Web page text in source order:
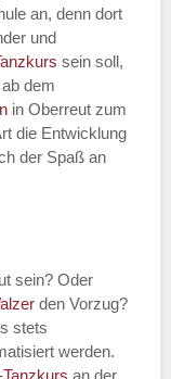
an, denn dort
und
sein soll,
dem
in Oberreut zum
die Entwicklung
der Spaß an
sein? Oder
den Vorzug?
stets
werden.
Tanzkurs an der